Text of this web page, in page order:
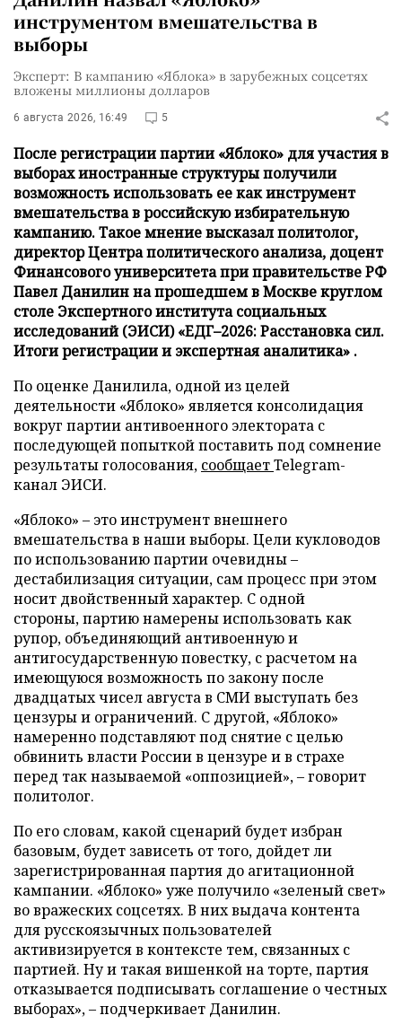
инструментом вмешательства в
выборы
Эксперт: В кампанию «Яблока» в зарубежных соцсетях
вложены миллионы долларов
6 августа 2026, 16:49 5
После регистрации партии «Яблоко» для участия в
выборах иностранные структуры получили
возможность использовать ее как инструмент
вмешательства в российскую избирательную
кампанию. Такое мнение высказал политолог,
директор Центра политического анализа, доцент
Финансового университета при правительстве РФ
Павел Данилин на прошедшем в Москве круглом
столе Экспертного института социальных
исследований (ЭИСИ) «ЕДГ–2026: Расстановка сил.
Итоги регистрации и экспертная аналитика» .
По оценке Данилила, одной из целей
деятельности «Яблоко» является консолидация
вокруг партии антивоенного электората с
последующей попыткой поставить под сомнение
результаты голосования, сообщаетTelegram-
канал ЭИСИ.
«Яблоко» – это инструмент внешнего
вмешательства в наши выборы. Цели кукловодов
по использованию партии очевидны –
дестабилизация ситуации, сам процесс при этом
носит двойственный характер. С одной
стороны, партию намерены использовать как
рупор, объединяющий антивоенную и
антигосударственную повестку, с расчетом на
имеющуюся возможность по закону после
двадцатых чисел августа в СМИ выступать без
цензуры и ограничений. С другой, «Яблоко»
намеренно подставляют под снятие с целью
обвинить власти России в цензуре и в страхе
перед так называемой «оппозицией», – говорит
политолог.
По его словам, какой сценарий будет избран
базовым, будет зависеть от того, дойдет ли
зарегистрированная партия до агитационной
кампании. «Яблоко» уже получило «зеленый свет»
во вражеских соцсетях. В них выдача контента
для русскоязычных пользователей
активизируется в контексте тем, связанных с
партией. Ну и такая вишенкой на торте, партия
отказывается подписывать соглашение о честных
выборах», – подчеркивает Данилин.